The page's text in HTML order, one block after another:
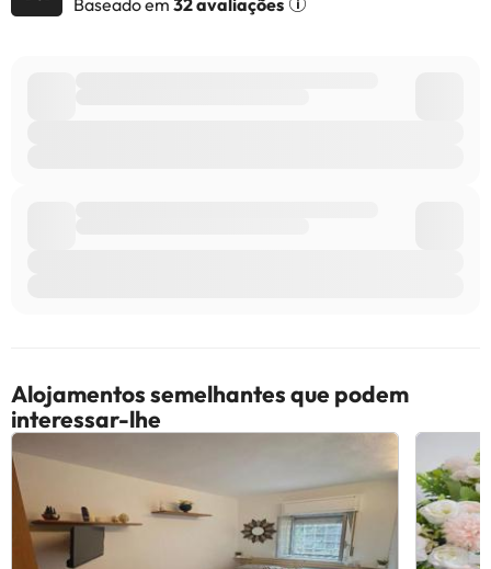
consultar os respetivos preços diretamente junto do alojamento.
Alojamentos semelhantes que podem
interessar-lhe